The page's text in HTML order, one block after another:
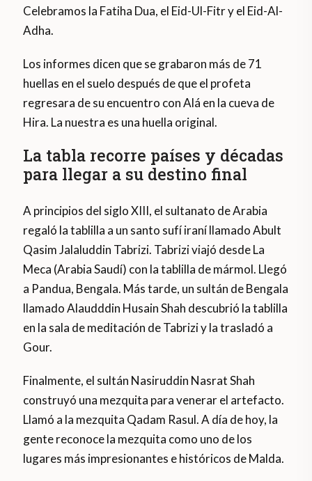
Celebramos la Fatiha Dua, el Eid-Ul-Fitr y el Eid-Al-
Adha.
Los informes dicen que se grabaron más de 71
huellas en el suelo después de que el profeta
regresara de su encuentro con Alá en la cueva de
Hira. La nuestra es una huella original.
La tabla recorre países y décadas
para llegar a su destino final
A principios del siglo XIII, el sultanato de Arabia
regaló la tablilla a un santo sufí iraní llamado Abult
Qasim Jalaluddin Tabrizi. Tabrizi viajó desde La
Meca (Arabia Saudí) con la tablilla de mármol. Llegó
a Pandua, Bengala. Más tarde, un sultán de Bengala
llamado Alaudddin Husain Shah descubrió la tablilla
en la sala de meditación de Tabrizi y la trasladó a
Gour.
Finalmente, el sultán Nasiruddin Nasrat Shah
construyó una mezquita para venerar el artefacto.
Llamó a la mezquita Qadam Rasul. A día de hoy, la
gente reconoce la mezquita como uno de los
lugares más impresionantes e históricos de Malda.